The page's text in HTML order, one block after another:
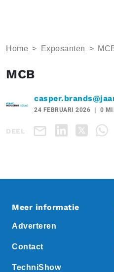
Home > Exposanten >
MCB
24 FEBRUARI 2026 0
DEEL
Meer informatie
Adverteren
Contact
TechniShow